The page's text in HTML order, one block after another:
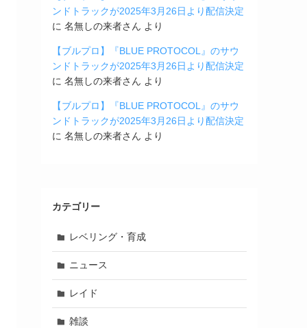
ンドトラックが2025年3月26日より配信決定
に 名無しの来者さん より
【ブルプロ】『BLUE PROTOCOL』のサウ
ンドトラックが2025年3月26日より配信決定
に 名無しの来者さん より
【ブルプロ】『BLUE PROTOCOL』のサウ
ンドトラックが2025年3月26日より配信決定
に 名無しの来者さん より
カテゴリー
レベリング・育成
ニュース
レイド
雑談